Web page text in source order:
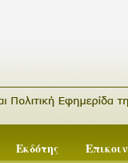
Εκδότης